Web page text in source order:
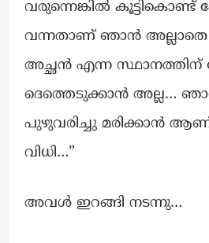
വരുന്നെങ്കിൽ
വന്നതാണ് ഞാൻ
അച്ഛൻ എന്ന സ്ഥാനത്തിന്
ദെത്തെടുക്കാൻ അല്ല…
പുഴുവരിച്ചു മരിക്കാൻ
വിധി…”
അവൾ ഇറങ്ങി നടന്നു…